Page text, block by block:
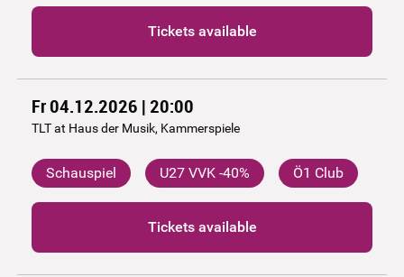
Tickets available
Fr 04.12.2026 | 20:00
TLT at Haus der Musik, Kammerspiele
Schauspiel U27 VVK -40% Ö1 Club
Tickets available